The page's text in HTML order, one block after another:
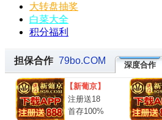
大转盘抽奖
白菜大全
积分福利